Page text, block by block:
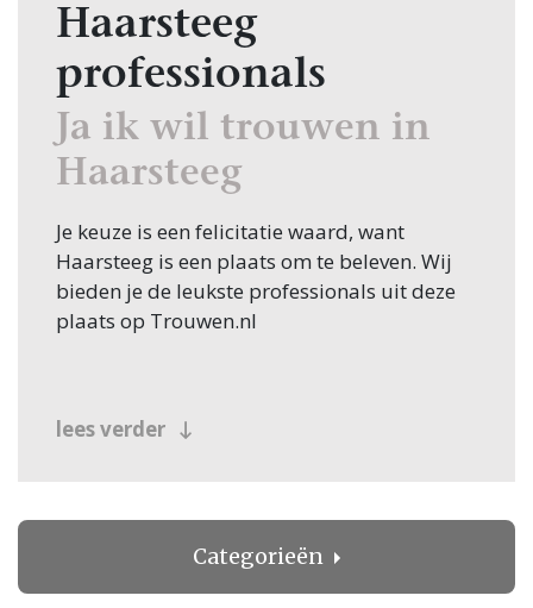
Haarsteeg
professionals
Ja ik wil trouwen in
Haarsteeg
Je keuze is een felicitatie waard, want
Haarsteeg is een plaats om te beleven. Wij
bieden je de leukste professionals uit deze
plaats op Trouwen.nl
lees verder
Categorieën